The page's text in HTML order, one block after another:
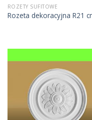
ROZETY SUFITOWE
Rozeta dekoracyjna R21